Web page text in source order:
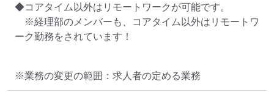
◆コアタイム以外はリモートワークが可能です。
※経理部のメンバーも、コアタイム以外はリモートワ
ーク勤務をされています！
※業務の変更の範囲：求人者の定める業務